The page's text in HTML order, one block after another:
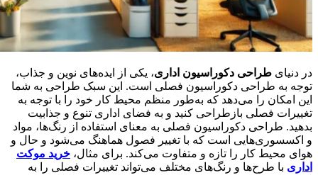
در دنیای طراحی دکوراسیون اداری، یکی از ایده‌های نوین و جذاب،
توجه به طراحی دکوراسیون فصلی است. این سبک طراحی به شما
این امکان را می‌دهد که به‌طور منظم محیط کار خود را با توجه به
تغییرات فصلی بازطراحی کنید و به فضای اداری تنوع و جذابیت
بدهید. طراحی دکوراسیون فصلی به معنای استفاده از رنگ‌ها، مواد
و اکسسوری‌هایی است که با تغییر فصول هماهنگ می‌شود و حال و
هوای محیط کار را تازه و متفاوت می‌کند. برای مثال، خرید موکت
اداری با طرح‌ها و رنگ‌های مختلف می‌تواند تغییرات فصلی را به